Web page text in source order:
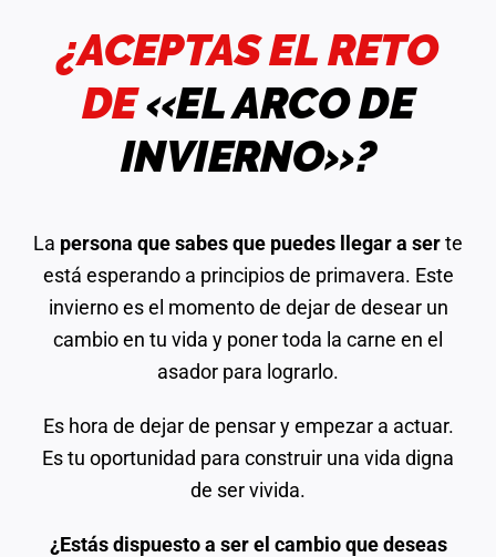
¿ACEPTAS EL RETO
DE«EL ARCO DE
INVIERNO»?
La persona que sabes que puedes llegar a serte
está esperando a principios de primavera. Este
invierno es el momento de dejar de desear un
cambio en tu vida y poner toda la carne en el
asador para lograrlo.
Es hora de dejar de pensar y empezar a actuar.
Es tu oportunidad para construir una vida digna
de ser vivida.
¿Estás dispuesto a ser el cambio que deseas